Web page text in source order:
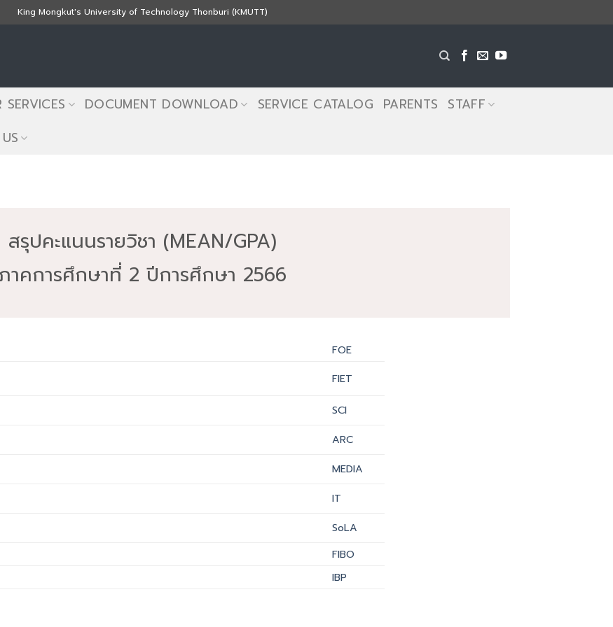
King Mongkut's University of Technology Thonburi (KMUTT)
SERVICES DOCUMENT DOWNLOAD SERVICE CATALOG PARENTS
STAFF
สรุปคะแนนรายวิชา (MEAN/GPA)
าคการศึกษาที่ 2 ปีการศึกษา 2566
FOE
FIET
SCI
ARC
MEDIA
IT
SoLA
FIBO
IBP